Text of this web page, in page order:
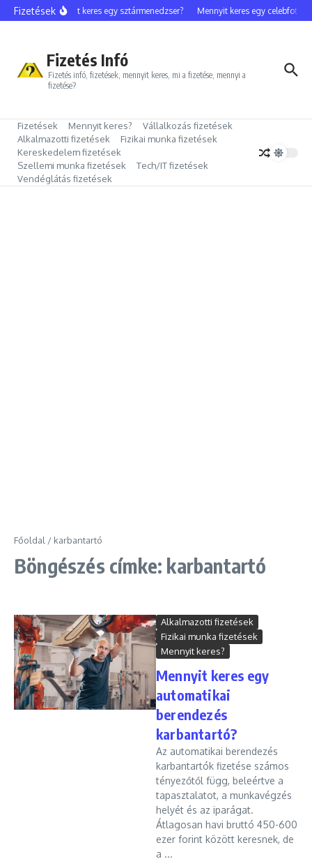
Ugrás a tartalomhoz
FizetésekMennyit keres egy sztármenedzser? Mennyit keres egy celebfotós?
Fizetés Infó
Fizetés infó, fizetések, mennyit keres, mi a fizetése, mennyi a
fizetése?
Fizetések Mennyit keres?
Vállalkozás fizetések
Alkalmazotti fizetések
Fizikai munka fizetések
Kereskedelem fizetések
Szellemi munka fizetések
Tech/IT fizetések
Vendéglátás fizetések
Főoldal / karbantartó
Böngészés címke: karbantartó
Alkalmazotti fizetések
Fizikai munka fizetések
Mennyit keres?
Mennyit keres egy
automatikai
berendezés
karbantartó?
Az automatikai berendezés
karbantartók fizetése számos
tényezőtől függ, beleértve a
tapasztalatot, a munkavégzés
helyét és az iparágat.
Átlagosan havi bruttó 450-600
ezer forint között keresnek, de
a ...